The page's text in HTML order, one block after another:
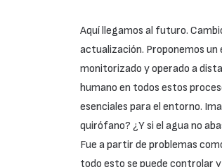
Aquí llegamos al futuro.
actualización. Proponemos
monitorizado y operado a
humano en todos estos
esenciales para el entorno.
quirófano? ¿Y si el agua no
Fue a partir de problemas
todo esto se puede controlar